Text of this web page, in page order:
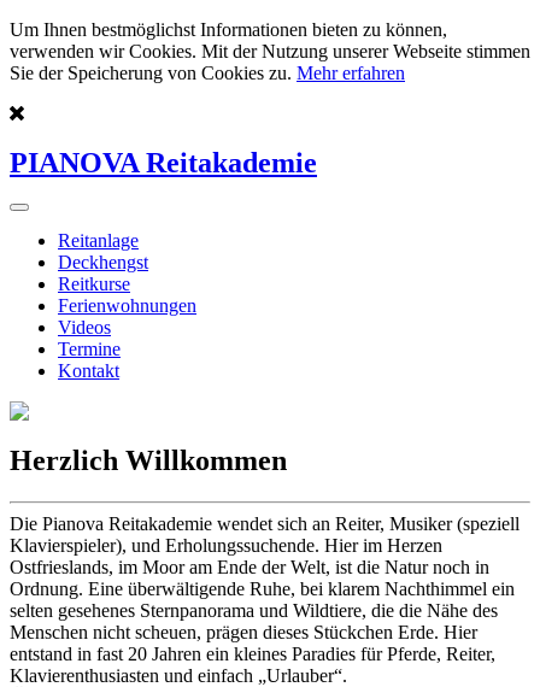
Um Ihnen bestmöglichst Informationen bieten zu können,
verwenden wir Cookies. Mit der Nutzung unserer Webseite stimmen
Sie der Speicherung von Cookies zu. Mehr erfahren
PIANOVA Reitakademie
Reitanlage
Deckhengst
Reitkurse
Ferienwohnungen
Videos
Termine
Kontakt
Herzlich Willkommen
Die Pianova Reitakademie wendet sich an Reiter, Musiker (speziell
Klavierspieler), und Erholungssuchende. Hier im Herzen
Ostfrieslands, im Moor am Ende der Welt, ist die Natur noch in
Ordnung. Eine überwältigende Ruhe, bei klarem Nachthimmel ein
selten gesehenes Sternpanorama und Wildtiere, die die Nähe des
Menschen nicht scheuen, prägen dieses Stückchen Erde. Hier
entstand in fast 20 Jahren ein kleines Paradies für Pferde, Reiter,
Klavierenthusiasten und einfach „Urlauber“.